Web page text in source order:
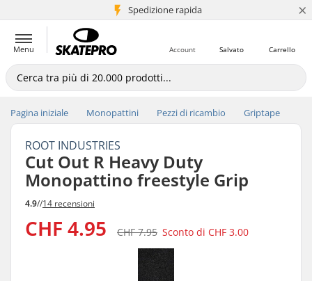
Spedizione rapida
+5 mln di clienti ×
Menu Carrello
Salvato
Account
Pagina iniziale Monopattini Pezzi di ricambio Griptape
ROOT INDUSTRIES
Cut Out R Heavy Duty
Monopattino freestyle Grip
4.9//14 recensioni
CHF 4.95 CHF 7.95 Sconto di CHF 3.00